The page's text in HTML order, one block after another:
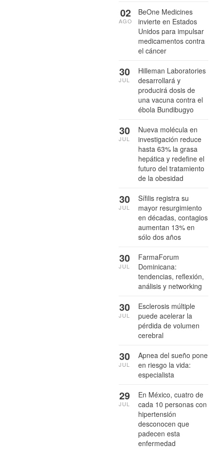
BeOne Medicines
invierte en Estados
Unidos para impulsar
medicamentos contra
el cáncer
02
AGO
Hilleman Laboratories
desarrollará y
producirá dosis de
una vacuna contra el
ébola Bundibugyo
30
JUL
Nueva molécula en
investigación reduce
hasta 63% la grasa
hepática y redefine el
futuro del tratamiento
de la obesidad
30
JUL
Sífilis registra su
mayor resurgimiento
en décadas, contagios
aumentan 13% en
sólo dos años
30
JUL
FarmaForum
Dominicana:
tendencias, reflexión,
análisis y networking
30
JUL
Esclerosis múltiple
puede acelerar la
pérdida de volumen
cerebral
30
JUL
Apnea del sueño pone
en riesgo la vida:
especialista
30
JUL
En México, cuatro de
cada 10 personas con
hipertensión
desconocen que
padecen esta
enfermedad
29
JUL